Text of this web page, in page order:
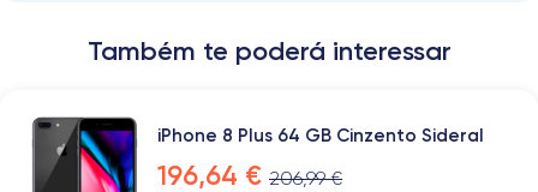
Também te poderá interessar
iPhone 8 Plus 64 GB Cinzento Sideral
196,64 € 206,99 €